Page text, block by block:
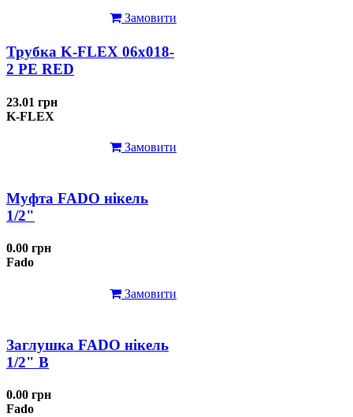
Замовити
Трубка K-FLEX 06x018-
2 РЕ RED
23.01 грн
K-FLEX
Замовити
Муфта FADO нікель
1/2"
0.00 грн
Fado
Замовити
Заглушка FADO нікель
1/2" В
0.00 грн
Fado